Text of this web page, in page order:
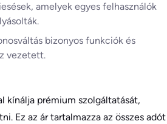
amelyek egyes felhasználók
bizonyos funkciók és
vezetett.
kínálja prémium szolgáltatását,
Ez az ár tartalmazza az összes adót